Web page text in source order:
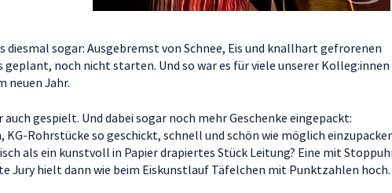
diesmal sogar: Ausgebremst von Schnee, Eis und knallhart gefrorenen
noch nicht starten. Und so war es für viele unserer Kolleg:innen
neuen Jahr.
gespielt. Und dabei sogar noch mehr Geschenke eingepackt:
Rohrstücke so geschickt, schnell und schön wie möglich
als ein kunstvoll in Papier drapiertes Stück Leitung? Eine mit
Jury hielt dann wie beim Eiskunstlauf Täfelchen mit Punktzahlen hoch.